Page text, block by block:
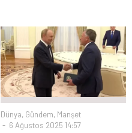
Dünya, Gündem, Manşet
6 Ağustos 2025 14:57